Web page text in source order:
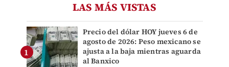
LAS MÁS VISTAS
Precio del dólar HOY jueves 6 de
agosto de 2026: Peso mexicano se
ajusta a la baja mientras aguarda
al Banxico